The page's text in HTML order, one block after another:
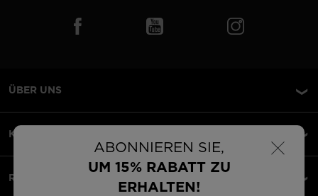
×
ABONNIEREN SIE,
UM 15% RABATT ZU
ERHALTEN!
ÜBER UNS
KUNDENSERVICE
RECHTLICHES